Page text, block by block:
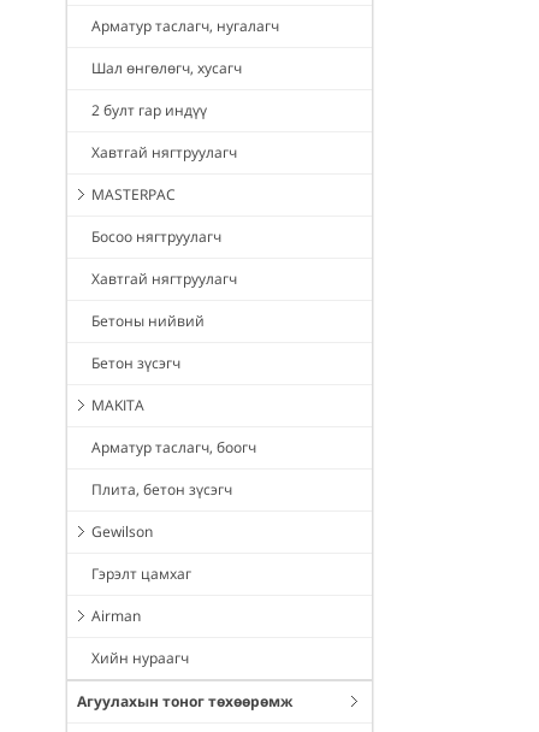
Арматур таслагч, нугалагч
Шал өнгөлөгч, хусагч
2 булт гар индүү
Хавтгай нягтруулагч
MASTERPAC
Босоо нягтруулагч
Хавтгай нягтруулагч
Бетоны нийвий
Бетон зүсэгч
MAKITA
Арматур таслагч, боогч
Плита, бетон зүсэгч
Gewilson
Гэрэлт цамхаг
Airman
Хийн нураагч
Агуулахын тоног төхөөрөмж